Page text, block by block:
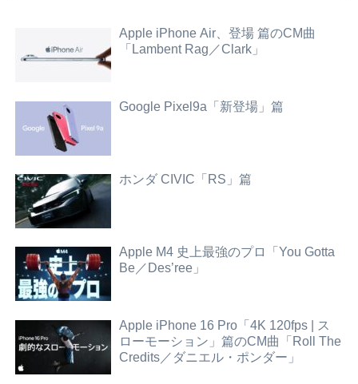
Apple iPhone Air、登場 篇のCM曲
「Lambent Rag／Clark」
Google Pixel9a「新登場」篇
ホンダ CIVIC「RS」篇
Apple M4 史上最強のプロ「You Gotta
Be／Des’ree」
Apple iPhone 16 Pro「4K 120fps | ス
ローモーション」篇のCM曲「Roll The
Credits／ダニエル・ポンダー」